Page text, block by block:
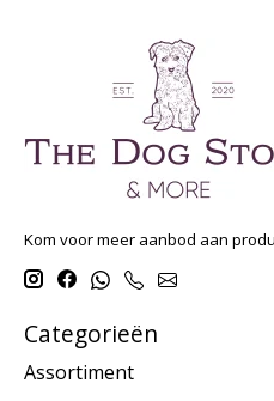
Kom voor meer aanbod aan
Categorieën
Assortiment